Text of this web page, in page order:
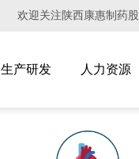
欢迎关注陕西康惠制药
生产研发 人力资源